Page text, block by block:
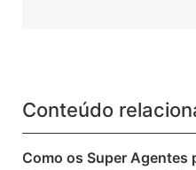
Conteúdo
Como os Super Agentes